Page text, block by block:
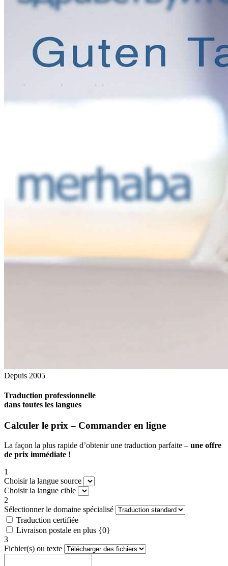
Depuis 2005
Traduction professionnelle
dans toutes les langues
Calculer le prix – Commander en ligne
La façon la plus rapide d’obtenir une traduction parfaite – une offre
de prix immédiate !
1
Choisir la langue source
Choisir la langue cible
2
Sélectionner le domaine spécialisé
Traduction certifiée
Livraison postale en plus {0}
3
Fichier(s) ou texte